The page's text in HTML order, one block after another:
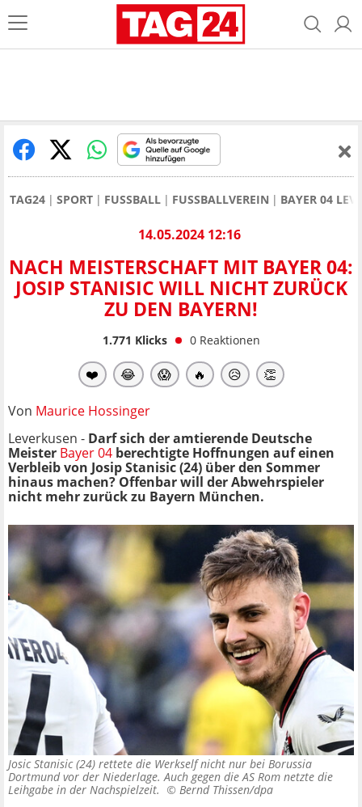
TAG24 SPORT FUSSBALL FUSSBALLVEREIN BAYER 04
14.05.2024 12:16
NACH MEISTERSCHAFT MIT BAYER 04:
JOSIP STANISIC WILL NICHT ZURÜCK
ZU DEN BAYERN!
1.771 Klicks 0 Reaktionen
❤️ 😂 😱 🔥 😥 👏
Von Maurice Hossinger
Leverkusen - Darf sich der amtierende Deutsche
Meister Bayer 04 berechtigte Hoffnungen auf einen
Verbleib von Josip Stanisic (24) über den Sommer
hinaus machen? Offenbar will der Abwehrspieler
nicht mehr zurück zu Bayern München.
Josic Stanisic (24) rettete die Werkself nicht nur bei Borussia
Dortmund vor der Niederlage. Auch gegen die AS Rom netzte die
Leihgabe in der Nachspielzeit. © Bernd Thissen/dpa